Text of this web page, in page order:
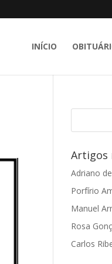
INÍCIO
Artigos
Adriano
Porfírio
Manuel
Rosa
Carlos